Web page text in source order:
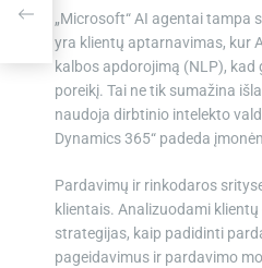
„Microsoft“ AI agentai tampa
yra klientų aptarnavimas, kur
kalbos apdorojimą (NLP),
poreikį. Tai ne tik sumažina
naudoja dirbtinio intelekto
Dynamics 365“ padeda
Pardavimų ir rinkodaros
klientais. Analizuodami
strategijas, kaip padidinti
pageidavimus ir pardavimo